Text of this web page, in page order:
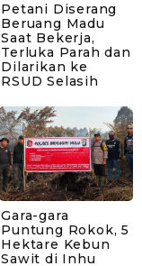
Petani Diserang
Beruang Madu
Saat Bekerja,
Terluka Parah dan
Dilarikan ke
RSUD Selasih
Gara-gara
Puntung Rokok, 5
Hektare Kebun
Sawit di Inhu